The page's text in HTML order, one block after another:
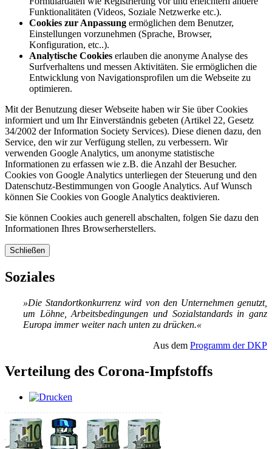
Funktionalitäten (Videos, Soziale Netzwerke etc.).
Cookies zur Anpassung ermöglichen dem Benutzer,
Einstellungen vorzunehmen (Sprache, Browser,
Konfiguration, etc..).
Analytische Cookies erlauben die anonyme Analyse des
Surfverhaltens und messen Aktivitäten. Sie ermöglichen die
Entwicklung von Navigationsprofilen um die Webseite zu
optimieren.
Mit der Benutzung dieser Webseite haben wir Sie über Cookies
informiert und um Ihr Einverständnis gebeten (Artikel 22, Gesetz
34/2002 der Information Society Services). Diese dienen dazu, den
Service, den wir zur Verfügung stellen, zu verbessern. Wir
verwenden Google Analytics, um anonyme statistische
Informationen zu erfassen wie z.B. die Anzahl der Besucher.
Cookies von Google Analytics unterliegen der Steuerung und den
Datenschutz-Bestimmungen von Google Analytics. Auf Wunsch
können Sie Cookies von Google Analytics deaktivieren.
Sie können Cookies auch generell abschalten, folgen Sie dazu den
Informationen Ihres Browserherstellers.
Schließen
Soziales
»Die Stand­ort­kon­kur­renz wird von den Un­ter­neh­men ge­nutzt,
um Löh­ne, Ar­beits­be­din­gun­gen und So­zi­al­stan­dards in ganz
Eu­ro­pa im­mer wei­ter nach un­ten zu drü­cken.«
Aus dem Programm der DKP
Verteilung des Corona-Impfstoffs